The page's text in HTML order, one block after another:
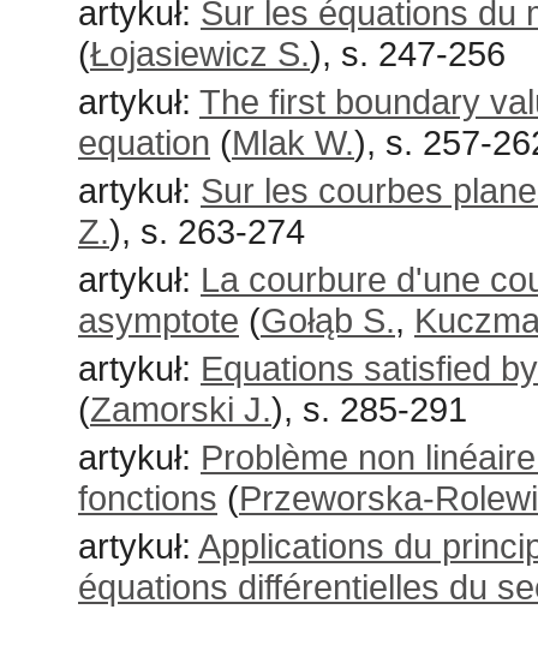
artykuł: Sur les équations du
(Łojasiewicz S.), s. 247-256
artykuł: The first boundary
equation (Mlak W.), s. 257-
artykuł: Sur les courbes
Z.), s. 263-274
artykuł: La courbure d'une
asymptote (Gołąb S.,
artykuł: Equations satisfied
(Zamorski J.), s. 285-291
artykuł: Problème non
fonctions (Przeworska-
artykuł: Applications du
équations différentielles du